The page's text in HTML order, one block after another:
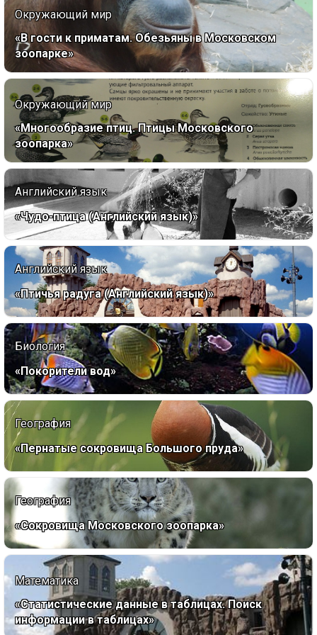
Окружающий мир
«В гости к приматам. Обезьяны в Московском
зоопарке»
Окружающий мир
«Многообразие птиц. Птицы Московского
зоопарка»
Английский язык
«Чудо-птица (Английский язык)»
Английский язык
«Птичья радуга (Английский язык)»
Биология
«Покорители вод»
География
«Пернатые сокровища Большого пруда»
География
«Сокровища Московского зоопарка»
Математика
«Статистические данные в таблицах. Поиск
информации в таблицах»